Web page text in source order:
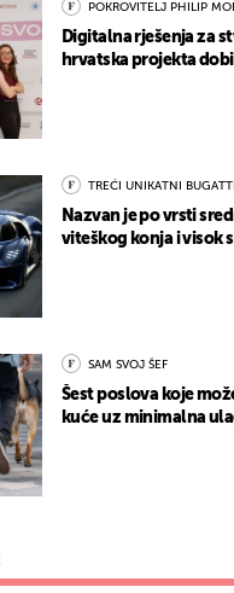
POKROVITELJ PHILIP
Digitalna rješenja za
hrvatska projekta
TREĆI UNIKATNI BUGATTI
Nazvan je po vrsti
viteškog konja i visok
SAM SVOJ ŠEF
Šest poslova koje
kuće uz minimalna